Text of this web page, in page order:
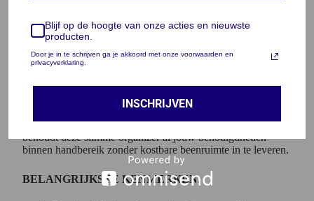
Beschrijving
Ontdek de ultieme oplossing voor een georganiseerde
auto-interieur met onze innovatieve Auto Organizer!
Ontworpen om perfect te passen tussen de twee voorstoelen,
behoudt deze slimme organizer al jouw benodigdheden
binnen handbereik zonder kostbare beenruimte in te leveren.
BELANGRIJKSTE KENMERKEN:
Blijf op de hoogte van onze acties en nieuwste
producten.
Door je in te schrijven ga je akkoord met onze voorwaarden en
privacyverklaring.
INSCHRIJVEN